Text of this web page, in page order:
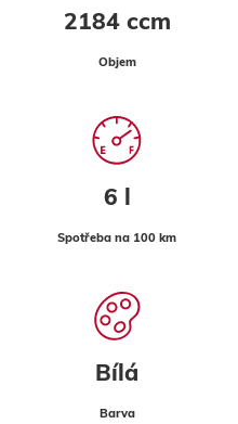
2184 ccm
Objem
6 l
Spotřeba na 100 km
Bílá
Barva